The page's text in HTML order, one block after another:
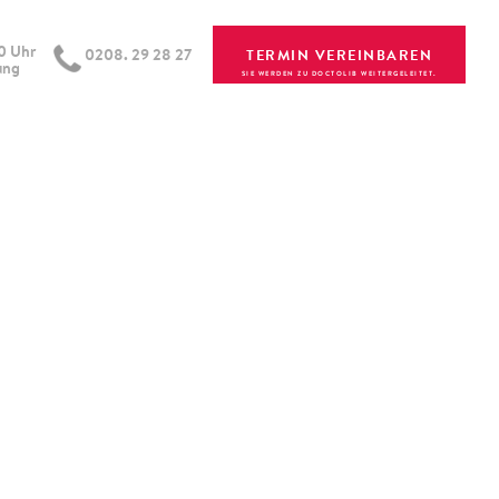
Uhr 0208. 29 28 27 TERMIN VEREINBAREN